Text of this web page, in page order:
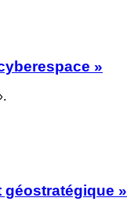
»
»